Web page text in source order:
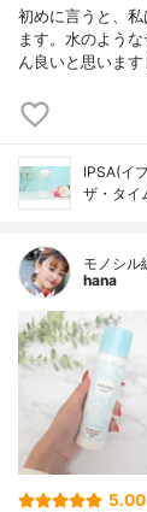
初めに言うと、
ます。水のよう
ん良いと思いま
IPSA(イ
ザ・タイ
モノシル
hana
5.00